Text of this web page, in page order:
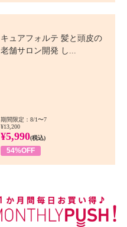
キュアフォルテ 髪と頭皮の
老舗サロン開発 し...
期間限定：8/1〜7
¥13,200
¥5,990(税込)
54%OFF